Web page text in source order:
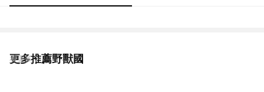
更多推薦野獸國
看更多